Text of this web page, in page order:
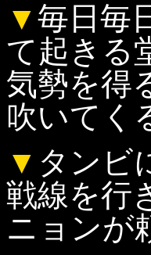
▼毎日毎
て起きる
気勢を得
吹いてく
▼ タンビ
戦線を行
ニョンが